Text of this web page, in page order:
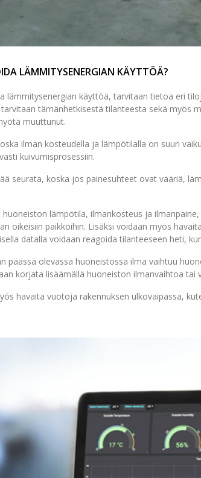
LÄMMITYSENERGIAN KÄYTTÖÄ?
lämmitysenergian käyttöä, tarvitaan tietoa eri
tämänhetkisestä tilanteesta sekä myös
muuttunut.
ilman kosteudella ja lämpötilalla on suuri
kuivumisprosessiin.
seurata, koska jos painesuhteet ovat vääriä,
huoneiston lämpötila, ilmankosteus ja
oikeisiin paikkoihin. Lisäksi voidaan myös
datalla voidaan reagoida tilanteeseen heti,
päässä olevassa huoneistossa ilma vaihtuu
korjata lisäämällä huoneiston ilmanvaihtoa tai
havaita vuotoja rakennuksen ulkovaipassa,